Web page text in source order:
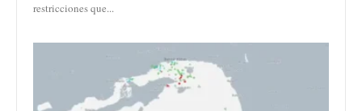
restricciones que...